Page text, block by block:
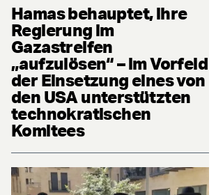
Hamas behauptet, ihre
Regierung im
Gazastreifen
„aufzulösen“ – im Vorfeld
der Einsetzung eines von
den USA unterstützten
technokratischen
Komitees